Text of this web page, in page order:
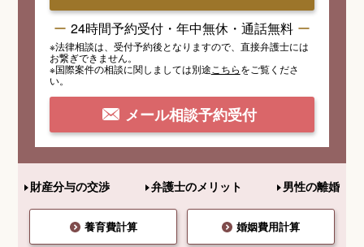
24時間予約受付・年中無休・通話無料
※法律相談は、受付予約後となりますので、 直接弁護士には
お繋ぎできません。
※国際案件の相談に関しましては別途 こちらをご覧くださ
い。
メール相談予約受付
財産分与の交渉 弁護士のメリット 男性の離婚
養育費計算 婚姻費用計算